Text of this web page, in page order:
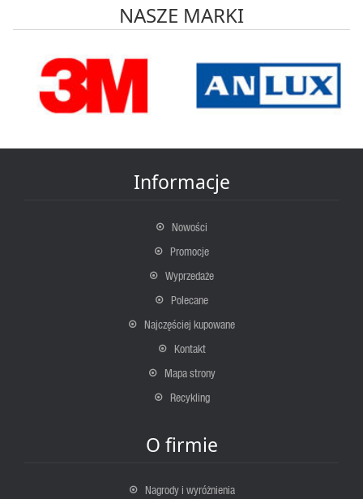
NASZE MARKI
Informacje
Nowości
Promocje
Wyprzedaże
Polecane
Najczęściej kupowane
Kontakt
Mapa strony
Recykling
O firmie
Nagrody i wyróżnienia